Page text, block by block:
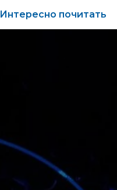
Интересно почитать